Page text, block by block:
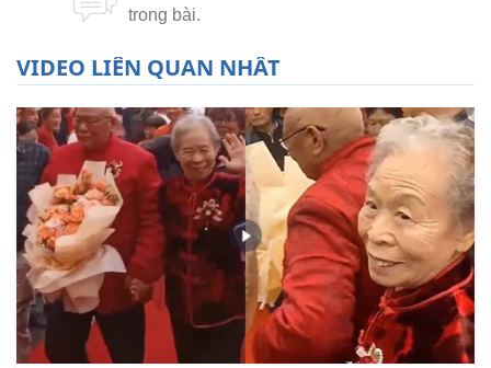
VIDEO LIÊN QUAN NHẤT